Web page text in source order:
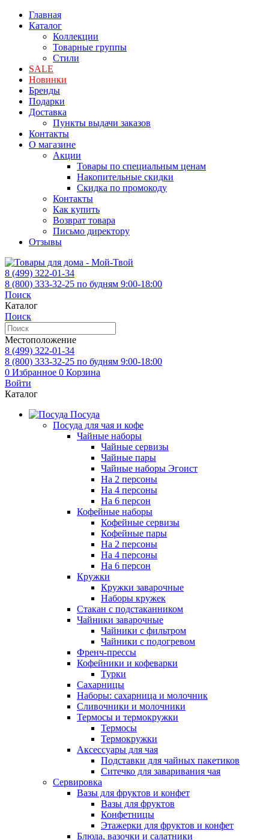
Главная
Каталог
Коллекции
Товарные группы
Стили
SALE
Новинки
Бренды
Подарки
Доставка
Пункты выдачи заказов
Контакты
О магазине
Акции
Товары по специальным ценам
Накопительные скидки
Скидка по промокоду
Контакты
Как купить
Возврат товара
Письмо директору
Отзывы
8 (499) 322-01-34
8 (800) 333-32-25 по будням 9:00-18:00
Поиск
Каталог
Поиск
Местоположение
8 (499) 322-01-34
8 (800) 333-32-25 по будням 9:00-18:00
0 Избранное 0 Корзина
Войти
Каталог
Посуда
Посуда для чая и кофе
Чайные наборы
Чайные сервизы
Чайные пары
Чайные наборы Эгоист
На 2 персоны
На 4 персоны
На 6 персон
Кофейные наборы
Кофейные сервизы
Кофейные пары
На 2 персоны
На 4 персоны
На 6 персон
Кружки
Кружки заварочные
Наборы кружек
Стакан с подстаканником
Чайники заварочные
Чайники с фильтром
Чайники с подогревом
Френч-прессы
Кофейники и кофеварки
Турки
Сахарницы
Наборы: сахарница и молочник
Сливочники и молочники
Термосы и термокружки
Термосы
Термокружки
Аксессуары для чая
Подставки для чайных пакетиков
Ситечко для заваривания чая
Сервировка
Вазы для фруктов и конфет
Вазы для фруктов
Конфетницы
Этажерки для фруктов и конфет
Блюда, вазочки и салатники